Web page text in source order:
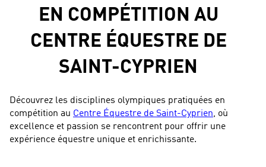
EN COMPÉTITION AU
CENTRE ÉQUESTRE DE
SAINT-CYPRIEN
Découvrez les disciplines olympiques pratiquées en
compétition au Centre Équestre de Saint-Cyprien, où
excellence et passion se rencontrent pour offrir une
expérience équestre unique et enrichissante.